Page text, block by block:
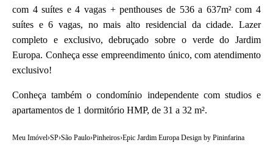
com 4 suítes e 4 vagas + penthouses de 536 a 637m² com 4
suítes e 6 vagas, no mais alto residencial da cidade. Lazer
completo e exclusivo, debruçado sobre o verde do Jardim
Europa. Conheça esse empreendimento único, com atendimento
exclusivo!
Conheça também o condomínio independente com studios e
apartamentos de 1 dormitório HMP, de 31 a 32 m².
Meu Imóvel›SP›São Paulo›Pinheiros›Epic Jardim Europa Design by Pininfarina